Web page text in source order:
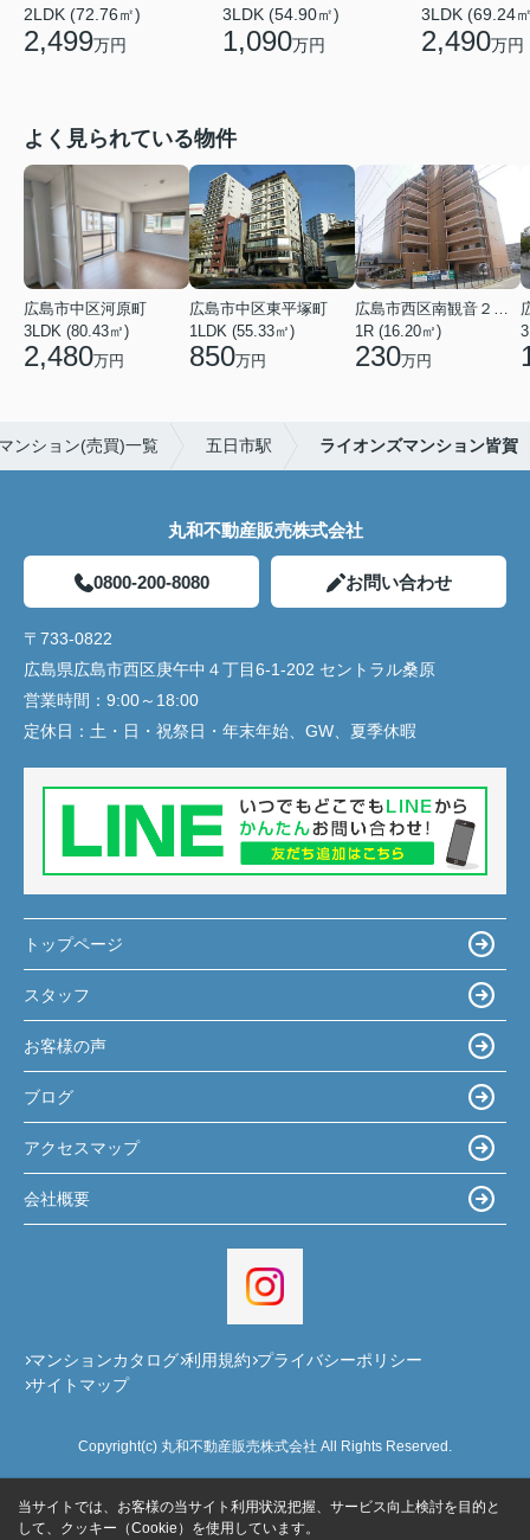
2LDK (72.76㎡)
2,499万円
3LDK (54.90㎡)
1,090万円
3LDK (69.24
2,490万円
よく見られている物件
広島市中区河原町
3LDK (80.43㎡)
2,480万円
広島市中区東平塚町
1LDK (55.33㎡)
850万円
広島市西区南観音２丁目
1R (16.20㎡)
230万円
ンション(売買)一覧 五日市駅 ライオンズマンション皆賀
丸和不動産販売株式会社
0800-200-8080 お問い合わせ
〒733-0822
広島県広島市西区庚午中４丁目6-1-202 セントラル桑原
営業時間： 9:00～18:00
定休日： 土・日・祝祭日・年末年始、GW、夏季休暇
トップページ
スタッフ
お客様の声
ブログ
アクセスマップ
会社概要
マンションカタログ 利用規約 プライバシーポリシー
サイトマップ
Copyright(c) 丸和不動産販売株式会社 All Rights Reserved.
当サイトでは、お客様の当サイト利用状況把握、サービス向上検討を目的と
して、クッキー（Cookie）を使用しています。